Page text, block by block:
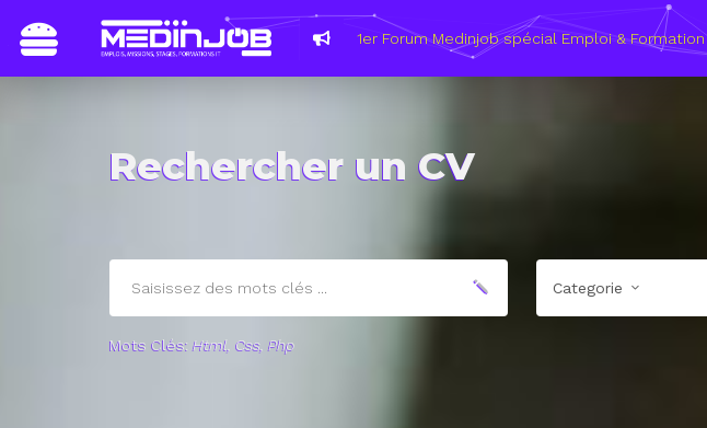
1er Forum Medinjob spécial Emploi & Formation
Rechercher un CV
Categorie
Mots Clés:Html, Css, Php